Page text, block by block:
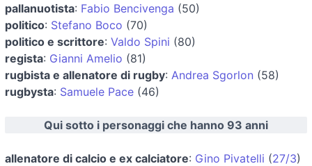
pallanuotista: Fabio Bencivenga (50)
politico: Stefano Boco (70)
politico e scrittore: Valdo Spini (80)
regista: Gianni Amelio (81)
rugbista e allenatore di rugby: Andrea Sgorlon (58)
rugbysta: Samuele Pace (46)
Qui sotto i personaggi che hanno 93 anni
allenatore di calcio e ex calciatore: Gino Pivatelli (27/3)